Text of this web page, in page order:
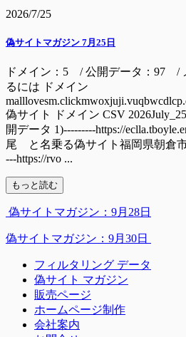
2026/7/25
偽サイトマガジン 7月25日
ドメイン：5 / 公開データ：97 /
るには ドメイン
偽サイト ドメイン CSV
開データ 1)---------https://
尾 と名乗る偽サイト福岡県朝倉市
---https://rvo ...
もっと読む
偽サイトマガジン：9月28日
偽サイトマガジン：9月30日
フィルタリング データ
偽サイト マガジン
販売ページ
ホームページ制作
会社案内